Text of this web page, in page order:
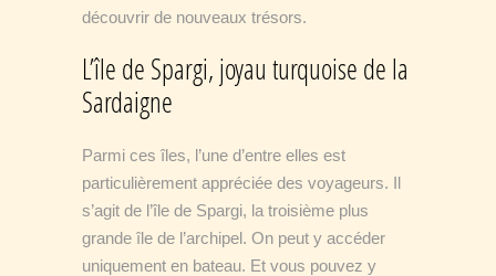
découvrir de nouveaux trésors.
L’île de Spargi, joyau turquoise de la
Sardaigne
Parmi ces îles, l’une d’entre elles est
particulièrement appréciée des voyageurs. Il
s’agit de l’île de Spargi, la troisième plus
grande île de l’archipel. On peut y accéder
uniquement en bateau. Et vous pouvez y